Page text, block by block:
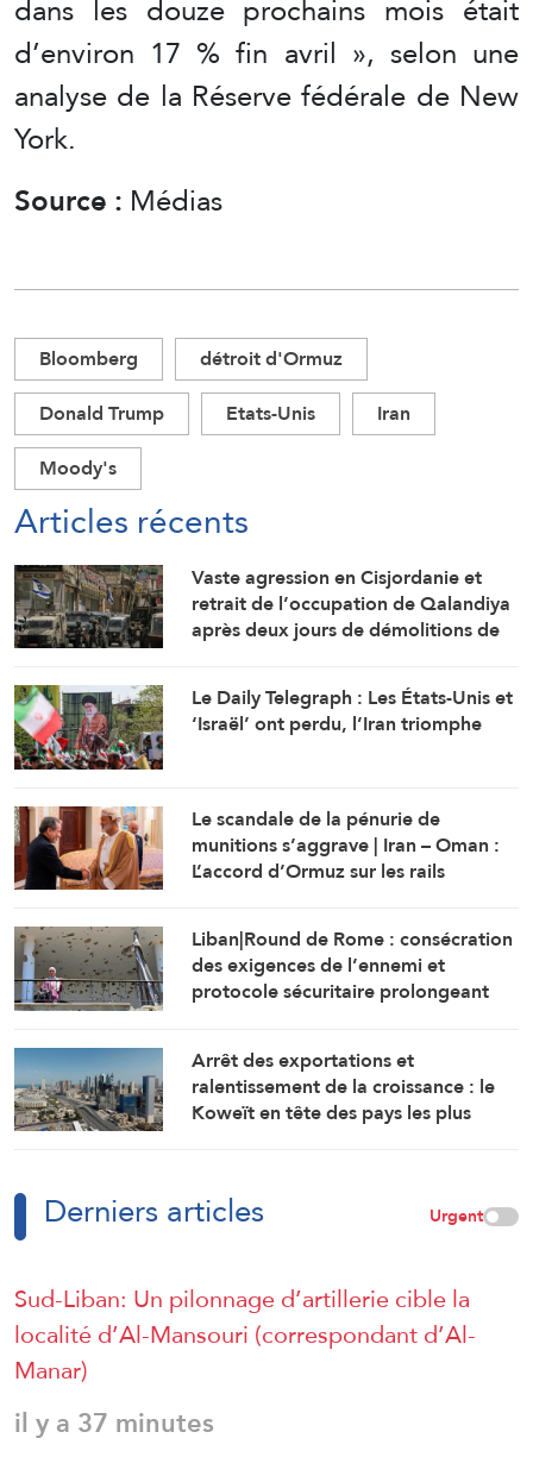
d’environ 17 % fin avril », selon une
analyse de la Réserve fédérale de New
York.
Source : Médias
Bloomberg
détroit d'Ormuz
Donald Trump
Etats-Unis
Iran
Moody's
Articles récents
Vaste agression en Cisjordanie et
retrait de l’occupation de Qalandiya
après deux jours de démolitions de
Le Daily Telegraph : Les États-Unis et
‘Israël’ ont perdu, l’Iran triomphe
Le scandale de la pénurie de
munitions s’aggrave | Iran – Oman :
L’accord d’Ormuz sur les rails
Liban|Round de Rome : consécration
des exigences de l’ennemi et
protocole sécuritaire prolongeant
Arrêt des exportations et
ralentissement de la croissance : le
Koweït en tête des pays les plus
Derniers articles Urgent
Sud-Liban: Un pilonnage d’artillerie cible la
localité d’Al-Mansouri (correspondant d’Al-
Manar)
il y a 37 minutes